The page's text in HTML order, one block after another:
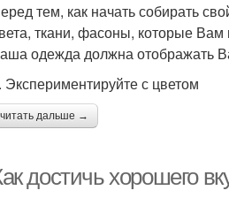
тем, как начать собирать
ткани, фасоны, которые Вам
одежда должна отображать
Экспериментируйте с цветом
читать дальше →
достичь хорошего